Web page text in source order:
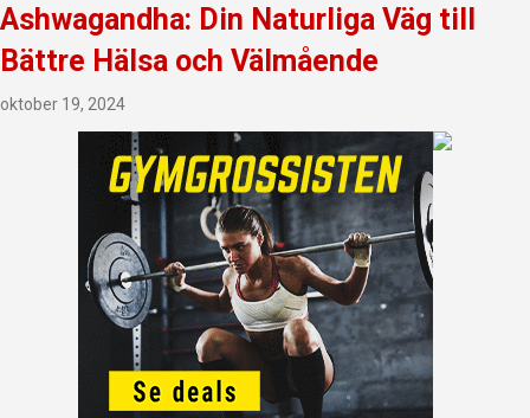
Ashwagandha: Din Naturliga Väg till
Bättre Hälsa och Välmående
oktober 19, 2024